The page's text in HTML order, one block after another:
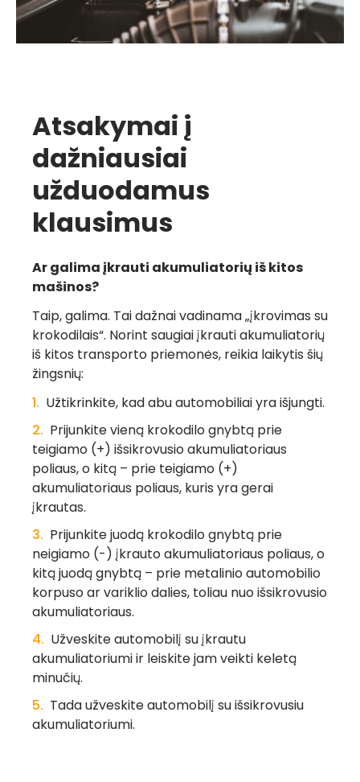
Atsakymai į
dažniausiai
užduodamus
klausimus
Ar galima įkrauti akumuliatorių iš kitos
mašinos?
Taip, galima. Tai dažnai vadinama „įkrovimas su
krokodilais“. Norint saugiai įkrauti akumuliatorių
iš kitos transporto priemonės, reikia laikytis šių
žingsnių:
Užtikrinkite, kad abu automobiliai yra išjungti.
Prijunkite vieną krokodilo gnybtą prie
teigiamo (+) išsikrovusio akumuliatoriaus
poliaus, o kitą – prie teigiamo (+)
akumuliatoriaus poliaus, kuris yra gerai
įkrautas.
Prijunkite juodą krokodilo gnybtą prie
neigiamo (-) įkrauto akumuliatoriaus poliaus, o
kitą juodą gnybtą – prie metalinio automobilio
korpuso ar variklio dalies, toliau nuo išsikrovusio
akumuliatoriaus.
Užveskite automobilį su įkrautu
akumuliatoriumi ir leiskite jam veikti keletą
minučių.
Tada užveskite automobilį su išsikrovusiu
akumuliatoriumi.